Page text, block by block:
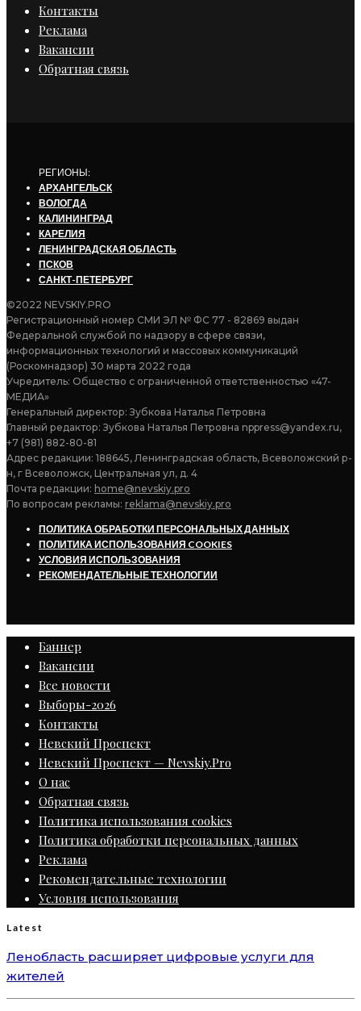
Контакты
Реклама
Вакансии
Обратная связь
РЕГИОНЫ:
АРХАНГЕЛЬСК
ВОЛОГДА
КАЛИНИНГРАД
КАРЕЛИЯ
ЛЕНИНГРАДСКАЯ ОБЛАСТЬ
ПСКОВ
САНКТ-ПЕТЕРБУРГ
©2022 NEVSKIY.PRO
Регистрационный номер СМИ ЭЛ № ФС 77 - 82869 выдан
Федеральной службой по надзору в сфере связи,
информационных технологий и массовых коммуникаций
(Роскомнадзор) 30 марта 2022 года
Учредитель: Общество с ограниченной ответственностью «47-
МЕДИА»
Генеральный директор: Зубкова Наталья Петровна
Главный редактор: Зубкова Наталья Петровна nppress@yandex.ru,
+7 (981) 882-80-81
Адрес редакции: 188645, Ленинградская область, Всеволожский р-
н, г Всеволожск, Центральная ул, д. 4
Почта редакции: home@nevskiy.pro
По вопросам рекламы: reklama@nevskiy.pro
ПОЛИТИКА ОБРАБОТКИ ПЕРСОНАЛЬНЫХ ДАННЫХ
ПОЛИТИКА ИСПОЛЬЗОВАНИЯ COOKIES
УСЛОВИЯ ИСПОЛЬЗОВАНИЯ
РЕКОМЕНДАТЕЛЬНЫЕ ТЕХНОЛОГИИ
Баннер
Вакансии
Все новости
Выборы-2026
Контакты
Невский Проспект
Невский Проспект — Nevskiy.Pro
О нас
Обратная связь
Политика использования cookies
Политика обработки персональных данных
Реклама
Рекомендательные технологии
Условия использования
Latest
Ленобласть расширяет цифровые услуги для
жителей